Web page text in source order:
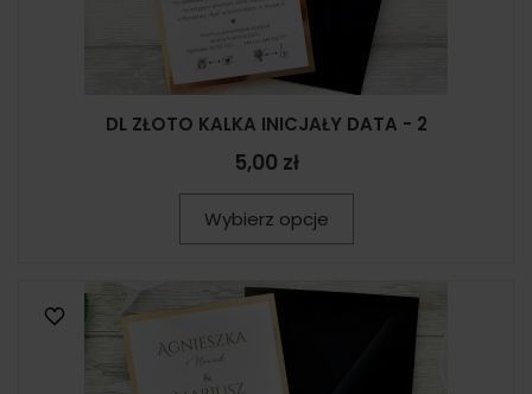
DL ZŁOTO KALKA INICJAŁY DATA - 2
5,00 zł
Wybierz opcje